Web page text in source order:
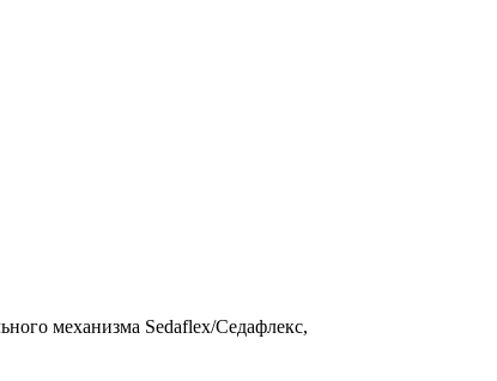
механизма Sedaflex/Седафлекс,